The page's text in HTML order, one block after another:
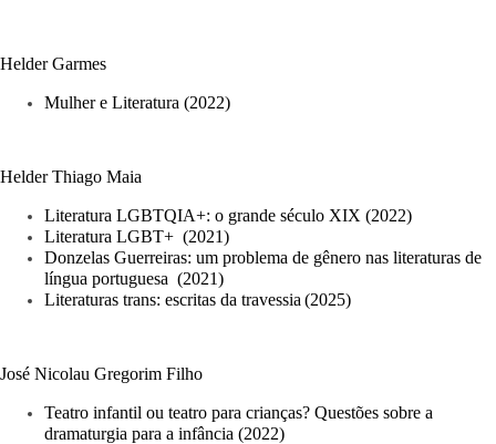
Helder Garmes
Mulher e Literatura (2022)
Helder Thiago Maia
Literatura LGBTQIA+: o grande século XIX (2022)
Literatura LGBT+  (2021)
Donzelas Guerreiras: um problema de gênero nas literaturas de
língua portuguesa  (2021)
Literaturas trans: escritas da travessia (2025)
José Nicolau Gregorim Filho
Teatro infantil ou teatro para crianças? Questões sobre a
dramaturgia para a infância (2022)